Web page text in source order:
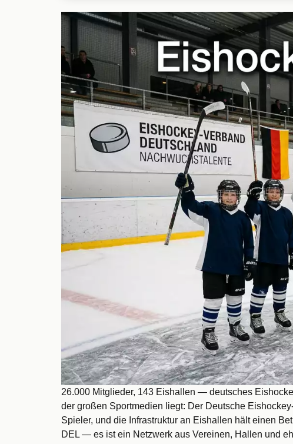
26.000 Mitglieder, 143 Eishallen — deutsches
der großen Sportmedien liegt: Der Deutsche
Spieler, und die Infrastruktur an Eishallen hält einen
DEL — es ist ein Netzwerk aus Vereinen, Hallen und